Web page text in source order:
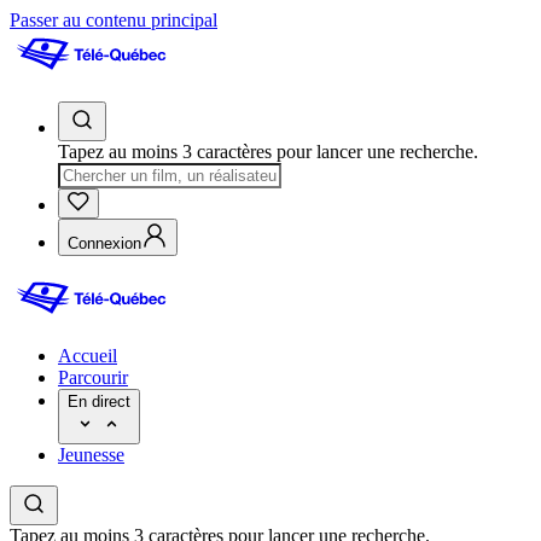
Passer au contenu principal
Tapez au moins 3 caractères pour lancer une recherche.
Connexion
Accueil
Parcourir
En direct
Jeunesse
Tapez au moins 3 caractères pour lancer une recherche.